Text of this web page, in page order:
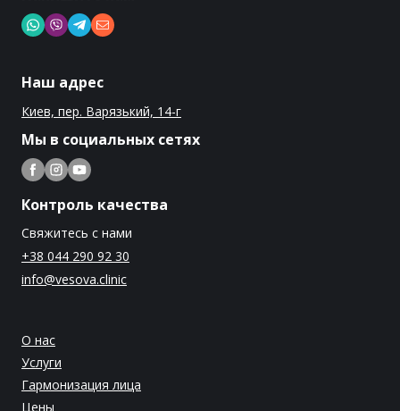
Наш адрес
Киев, пер. Варязький, 14-г
Мы в социальных сетях
Контроль качества
Свяжитесь с нами
+38 044 290 92 30
info@vesova.clinic
О нас
Услуги
Гармонизация лица
Цены